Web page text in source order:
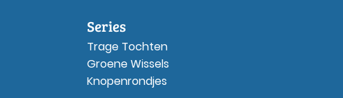
Series
Trage Tochten
Groene Wissels
Knopenrondjes